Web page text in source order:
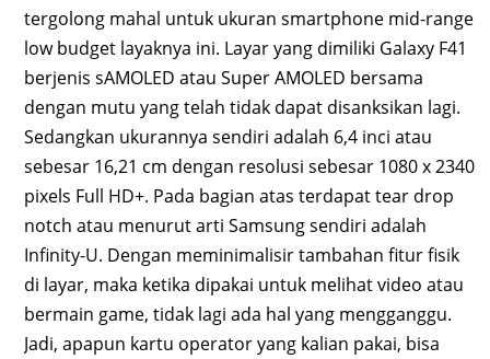
tergolong mahal untuk ukuran smartphone mid-range
low budget layaknya ini. Layar yang dimiliki Galaxy F41
berjenis sAMOLED atau Super AMOLED bersama
dengan mutu yang telah tidak dapat disanksikan lagi.
Sedangkan ukurannya sendiri adalah 6,4 inci atau
sebesar 16,21 cm dengan resolusi sebesar 1080 x 2340
pixels Full HD+. Pada bagian atas terdapat tear drop
notch atau menurut arti Samsung sendiri adalah
Infinity-U. Dengan meminimalisir tambahan fitur fisik
di layar, maka ketika dipakai untuk melihat video atau
bermain game, tidak lagi ada hal yang mengganggu.
Jadi, apapun kartu operator yang kalian pakai, bisa